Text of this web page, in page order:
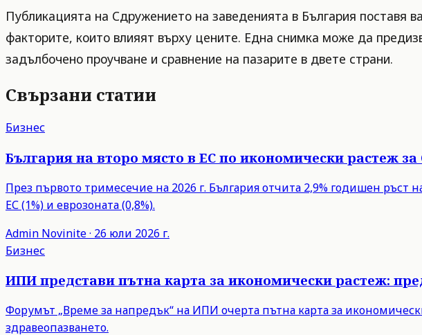
Публикацията на Сдружението на заведенията в България поставя
факторите, които влияят върху цените. Една снимка може да
задълбочено проучване и сравнение на пазарите в двете страни.
Свързани статии
Бизнес
България на второ място в ЕС по икономически растеж за
През първото тримесечие на 2026 г. България отчита 2,9% годишен ръст
ЕС (1%) и еврозоната (0,8%).
Admin Novinite· 26 юли 2026 г.
Бизнес
ИПИ представи пътна карта за икономически растеж:
Форумът „Време за напредък“ на ИПИ очерта пътна карта за
здравеопазването.